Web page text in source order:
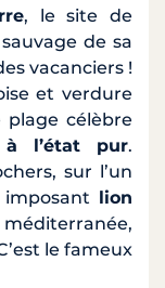
, le site de
de sa
vacanciers !
et verdure
célèbre
à l’état pur.
sur l’un
imposant lion
le fameux